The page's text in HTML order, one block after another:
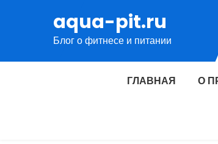
содержимому
aqua-pit.ru
Блог о фитнесе и питании
ГЛАВНАЯ О